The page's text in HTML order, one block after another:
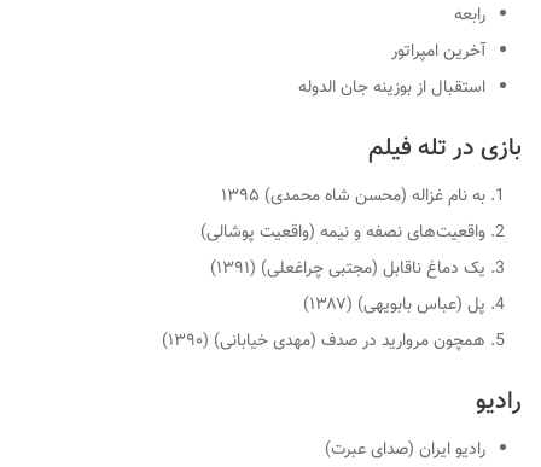
رابعه
آخرین امپراتور
استقبال از بوزینه جان الدوله
بازی در تله فیلم
به نام غزاله (محسن شاه محمدی) ۱۳۹۵
واقعیت‌های نصفه و نیمه (واقعیت پوشالی)
یک دماغ ناقابل (مجتبی چراغعلی) (۱۳۹۱)
پل (عباس بابویهی) (۱۳۸۷)
همچون مروارید در صدف (مهدی خیابانی) (۱۳۹۰)
رادیو
رادیو ایران (صدای عبرت)